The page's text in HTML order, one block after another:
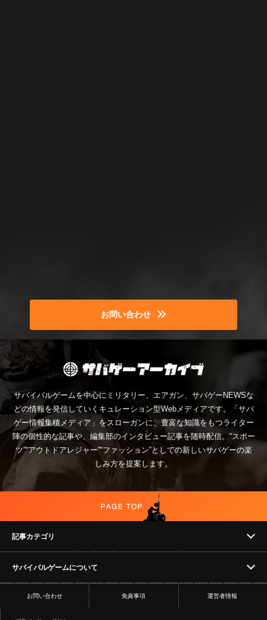
お問い合わせ
サバイバルゲームを中心にミリタリー、エアガン、サバゲーNEWSな
どの情報を発信していくキュレーション型Webメディアです。「サバ
ゲー情報集積メディア」をスローガンに、豊富な知識をもつライター
陣の個性的な記事や、編集部のインタビュー記事を随時配信。“スポー
ツ”“アウトドアレジャー”“ファッション”としての新しいサバゲーの楽
しみ方を提案します。
記事カテゴリ
NEWS
イベント
サバイバルゲームについて
フィールド
お問い合わせ 免責事項 運営者情報